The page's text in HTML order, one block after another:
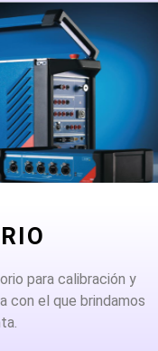
para calibración y
con el que brindamos